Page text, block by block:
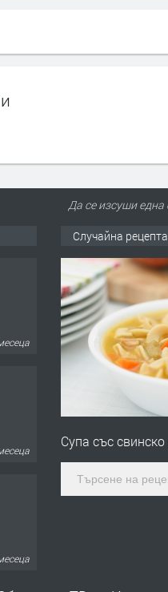
Да се изсуши една
Случайна рецепта
Супа със